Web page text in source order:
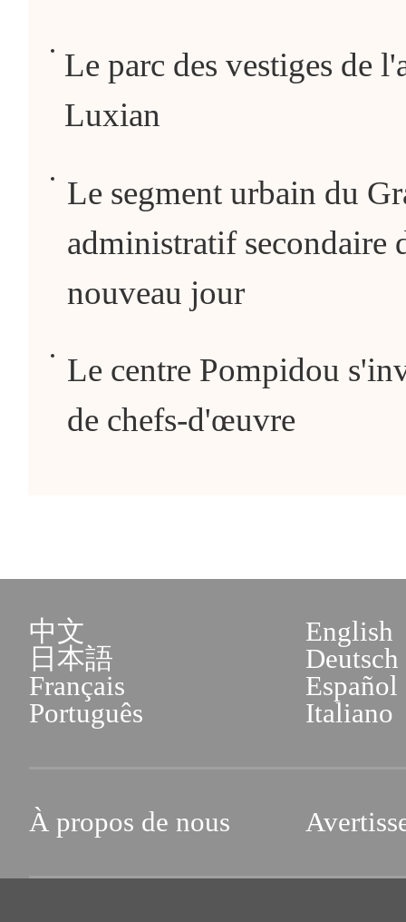
Le parc des vestiges de
Luxian
Le segment urbain du
administratif secondaire
nouveau jour
Le centre Pompidou
de chefs-d'œuvre
中文
English
日本語
Deutsch
Français
Español
Português
Italiano
À propos de nous